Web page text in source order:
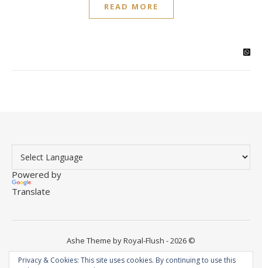
READ MORE
Powered by
Translate
Ashe Theme by Royal-Flush - 2026 ©
Instagram YouTube WordPress Facebook
Privacy & Cookies: This site uses cookies. By continuing to use this